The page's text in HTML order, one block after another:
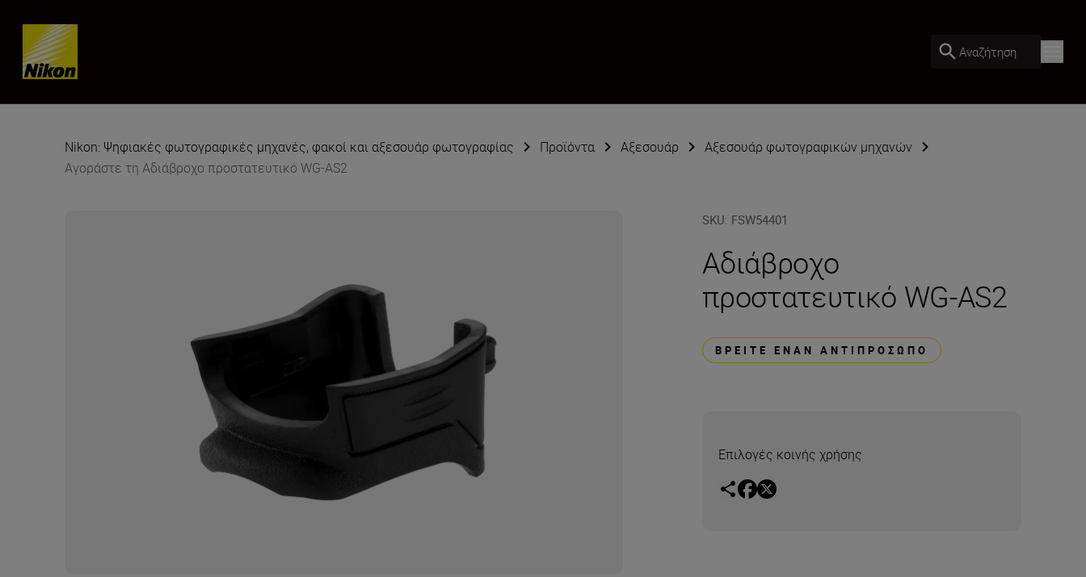
Skip content
Αναζήτηση
Nikon: Ψηφιακές φωτογραφικές μηχανές, φακοί και αξεσουάρ φωτογραφίας Προϊόντα Αξεσουάρ
Αξεσουάρ φωτογραφικών μηχανών
Αγοράστε τη Αδιάβροχο προστατευτικό WG-AS2
SKU: FSW54401
Αδιάβροχο
προστατευτικό WG-AS2
ΒΡΕΊΤΕ ΈΝΑΝ ΑΝΤΙΠΡΌΣΩΠΟ
Επιλογές κοινής χρήσης